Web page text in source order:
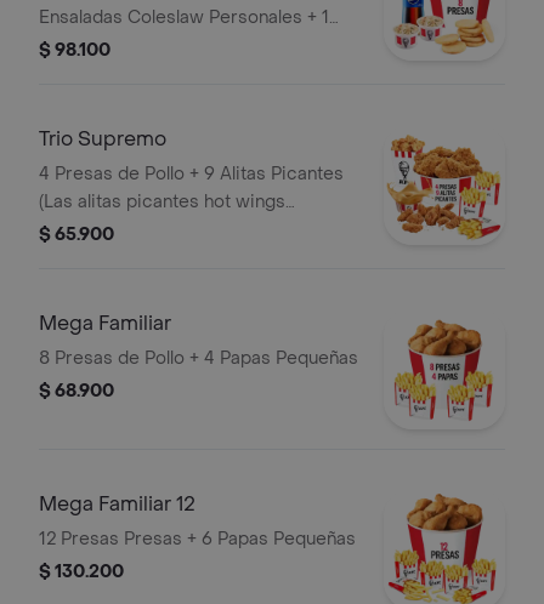
Ensaladas Coleslaw Personales + 1
Gaseosa 1,5 Litros
$ 98.100
Trio Supremo
4 Presas de Pollo + 9 Alitas Picantes
(Las alitas picantes hot wings
equivalen a un trozo de ala) + 1
Pequeñas + 1 Balde de Salsa 100g
$ 65.900
Mega Familiar
8 Presas de Pollo + 4 Papas Pequeñas
$ 68.900
Mega Familiar 12
12 Presas Presas + 6 Papas Pequeñas
$ 130.200